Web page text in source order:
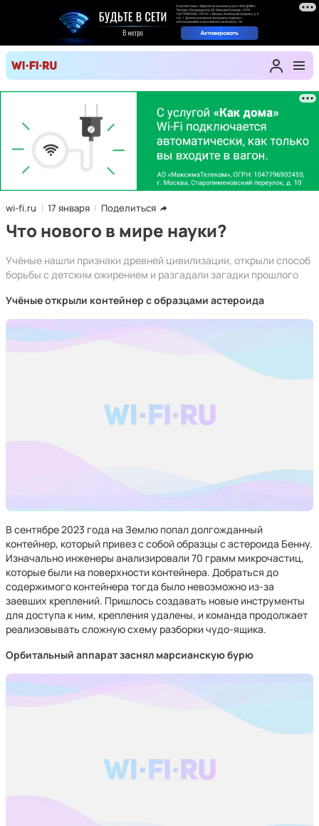
wi-fi.ru 17 января Поделиться
Что нового в мире науки?
Учёные нашли признаки древней цивилизации, открыли способ
борьбы с детским ожирением и разгадали загадки прошлого
Учёные открыли контейнер с образцами астероида
В сентябре 2023 года на Землю попал долгожданный
контейнер, который привез с собой образцы с астероида Бенну.
Изначально инженеры анализировали 70 грамм микрочастиц,
которые были на поверхности контейнера. Добраться до
содержимого контейнера тогда было невозможно из-за
заевших креплений. Пришлось создавать новые инструменты
для доступа к ним, крепления удалены, и команда продолжает
реализовывать сложную схему разборки чудо-ящика.
Орбитальный аппарат заснял марсианскую бурю